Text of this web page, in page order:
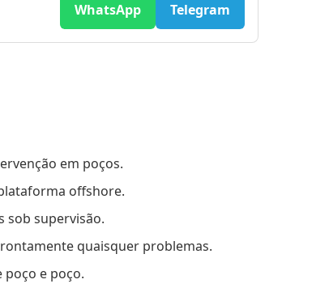
WhatsApp Telegram
em poços.
offshore.
sob supervisão.
quaisquer problemas.
poço e poço.